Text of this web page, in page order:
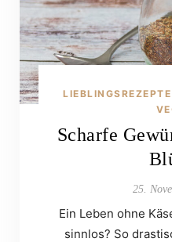
LIEBLINGSREZEPTE
Scharfe
25.
Ein Leben ohne
sinnlos? So